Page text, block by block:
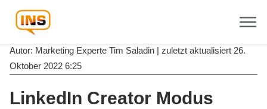
Autor: Marketing Experte Tim Saladin | zuletzt aktualisiert 26.
Oktober 2022 6:25
LinkedIn Creator Modus